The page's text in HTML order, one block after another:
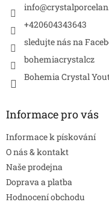
info@
+420604343643
sledujte nás na
bohemiacrystalcz
Bohemia Crystal
Informace pro vás
Informace k pískování
O nás & kontakt
Naše prodejna
Doprava a platba
Hodnocení obchodu